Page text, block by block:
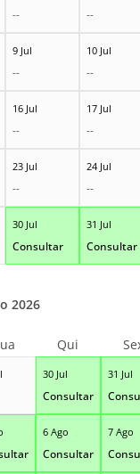
-- --
9 Jul
--
10 Jul
--
16 Jul
--
17 Jul
--
23 Jul
--
24 Jul
--
30 Jul
Consultar
31 Jul
Consultar
30 Jul
Consultar
31 Jul
6 Ago
Consultar
7 Ago
2026
Qui